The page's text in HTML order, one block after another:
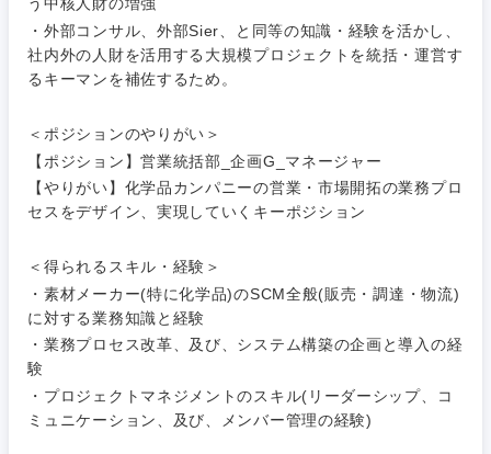
う中核人財の増強
・外部コンサル、外部Sier、と同等の知識・経験を活かし、
社内外の人財を活用する大規模プロジェクトを統括・運営す
るキーマンを補佐するため。
＜ポジションのやりがい＞
【ポジション】営業統括部_企画G_マネージャー
【やりがい】化学品カンパニーの営業・市場開拓の業務プロ
セスをデザイン、実現していくキーポジション
＜得られるスキル・経験＞
・素材メーカー(特に化学品)のSCM全般(販売・調達・物流)
に対する業務知識と経験
・業務プロセス改革、及び、システム構築の企画と導入の経
験
・プロジェクトマネジメントのスキル(リーダーシップ、コ
ミュニケーション、及び、メンバー管理の経験)
管理
人事
マーケテ
営業
サービス
クリエイ
ティブ
事業管理
新規事業企画・立上げ
M&A・事業投資
経営企画
政策渉外
SCM
人事
マーケティング
営業
クリエイティブ
専門職
自動車・機械・船舶
電気・電子・半導体
素材・化学・金属
食品・化粧品・アパレル・消費財
メディカル・ヘルスケア・ライフサイエンス
建設・不動産
宮城県 山形県
40代 50代
フリーワード
こだわり条件を入力ください
急募
上場企業
スタートアップ企
業
外資系企業 英語を活かす